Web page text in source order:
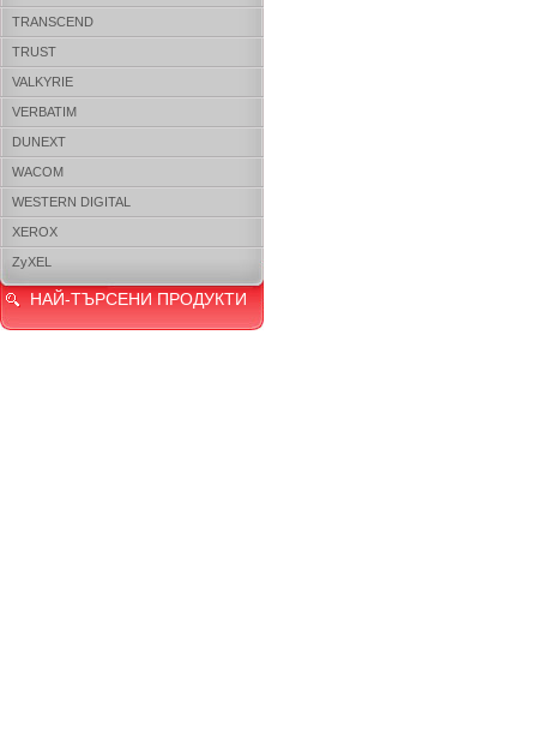
TRANSCEND
TRUST
VALKYRIE
VERBATIM
DUNEXT
WACOM
WESTERN DIGITAL
XEROX
ZyXEL
НАЙ-ТЪРСЕНИ ПРОДУКТИ